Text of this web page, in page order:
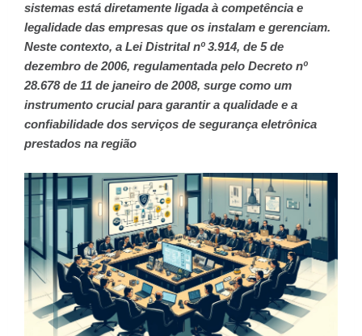
sistemas está diretamente ligada à competência e
legalidade das empresas que os instalam e gerenciam.
Neste contexto, a Lei Distrital nº 3.914, de 5 de
dezembro de 2006, regulamentada pelo Decreto nº
28.678 de 11 de janeiro de 2008, surge como um
instrumento crucial para garantir a qualidade e a
confiabilidade dos serviços de segurança eletrônica
prestados na região